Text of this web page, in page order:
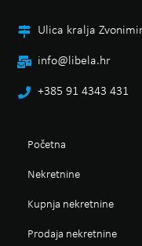
Ulica kralja
info@libela.hr
+385 91 4343 431
Početna
Nekretnine
Kupnja nekretnine
Prodaja nekretnine